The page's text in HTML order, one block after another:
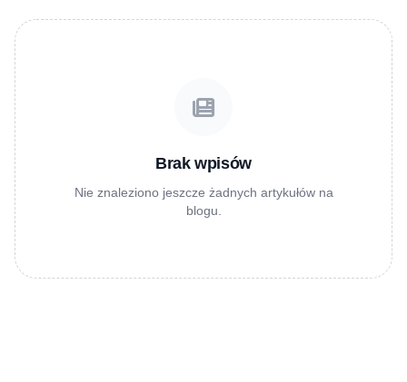
Brak wpisów
Nie znaleziono jeszcze żadnych artykułów na
blogu.